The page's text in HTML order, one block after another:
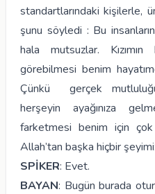
standartlarındaki kişilerle,
şunu söyledi : Bu
hala mutsuzlar.
görebilmesi benim
Çünkü gerçek
herşeyin ayağınıza
farketmesi benim için
Allah’tan başka hiçbir
SPİKER: Evet.
BAYAN: Bugün burada